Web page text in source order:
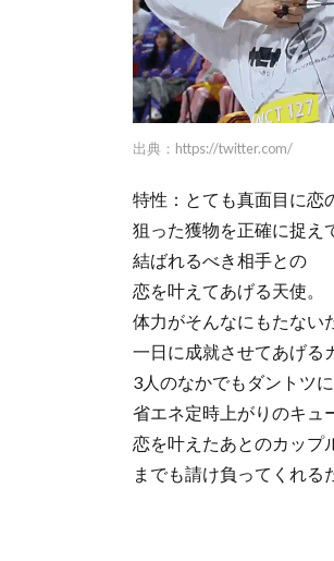
出典： https://twitter.com/
特性：とても真面目に恋
狙った獲物を正確に捉え
結ばれるべき相手との
恋を叶えてあげる天使。
体力がそんなにもたない
一日に成就させてあげる
3人のなかでもダントツに
省エネ定時上がりのキュ
恋を叶えたあとのカップ
までも請け負ってくれる